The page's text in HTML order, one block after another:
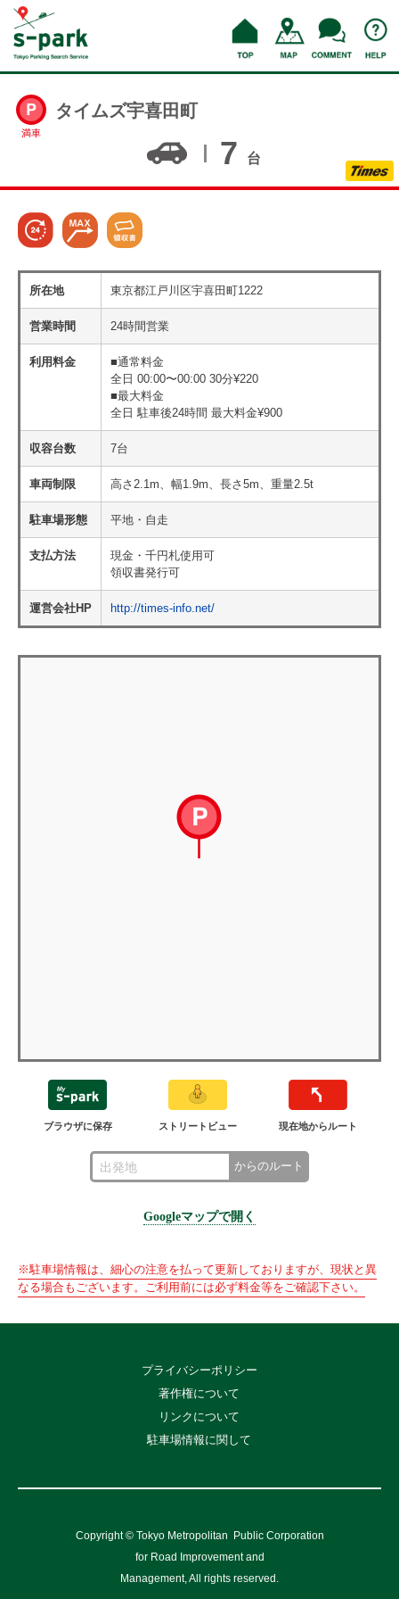
満車
タイムズ宇喜田町
7 台
所在地 東京都江戸川区宇喜田町1222
営業時間 24時間営業
利用料金
■通常料金
全日 00:00〜00:00 30分¥220
■最大料金
全日 駐車後24時間 最大料金¥900
収容台数 7台
車両制限 高さ2.1m、幅1.9m、長さ5m、重量2.5t
駐車場形態 平地・自走
支払方法
現金・千円札使用可
領収書発行可
運営会社HP http://times-info.net/
ブラウザに保存 ストリートビュー 現在地からルート
からのルート
Googleマップで開く
※駐車場情報は、細心の注意を払って更新しておりますが、現状と異
なる場合もございます。ご利用前には必ず料金等をご確認下さい。
プライバシーポリシー
著作権について
リンクについて
駐車場情報に関して
Copyright © Tokyo Metropolitan
Public Corporation
for Road Improvement and
Management, All rights reserved.